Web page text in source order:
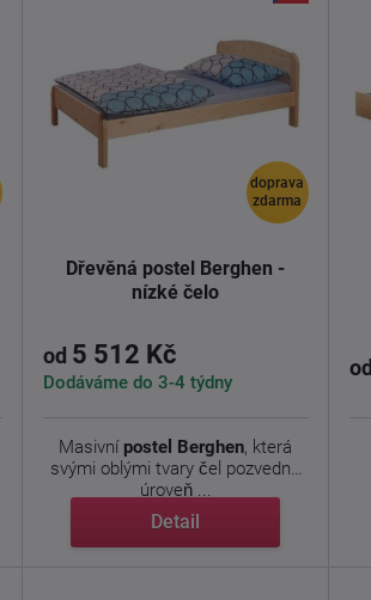
doprava
zdarma
Dřevěná postel Berghen -
nízké čelo
od 5 512 Kč
Dodáváme do 3-4 týdny
Masivní postel Berghen, která
svými oblými tvary čel pozvedne
úroveň ...
Detail
od